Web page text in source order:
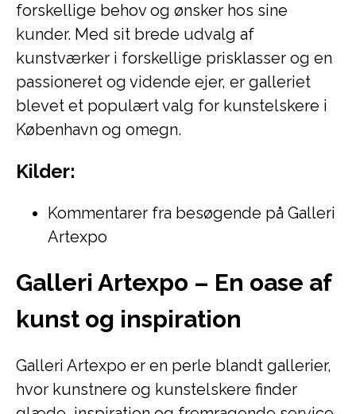
forskellige behov og ønsker hos sine
kunder. Med sit brede udvalg af
kunstværker i forskellige prisklasser og en
passioneret og vidende ejer, er galleriet
blevet et populært valg for kunstelskere i
København og omegn.
Kilder:
Kommentarer fra besøgende på Galleri
Artexpo
Galleri Artexpo – En oase af
kunst og inspiration
Galleri Artexpo er en perle blandt gallerier,
hvor kunstnere og kunstelskere finder